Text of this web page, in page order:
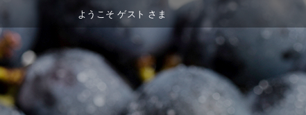
ようこそゲスト さま